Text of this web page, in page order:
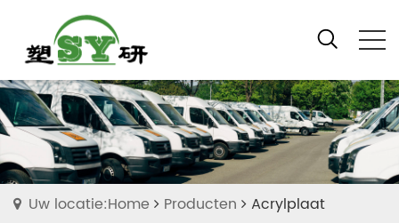
Uw locatie:Home Producten Acrylplaat